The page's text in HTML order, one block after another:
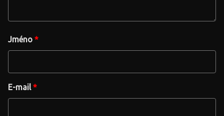
Jméno *
E-mail*